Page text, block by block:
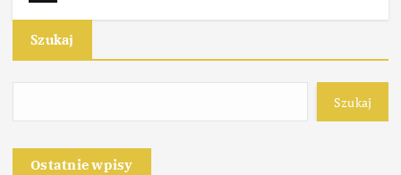
Szukaj
Szukaj
Ostatnie wpisy